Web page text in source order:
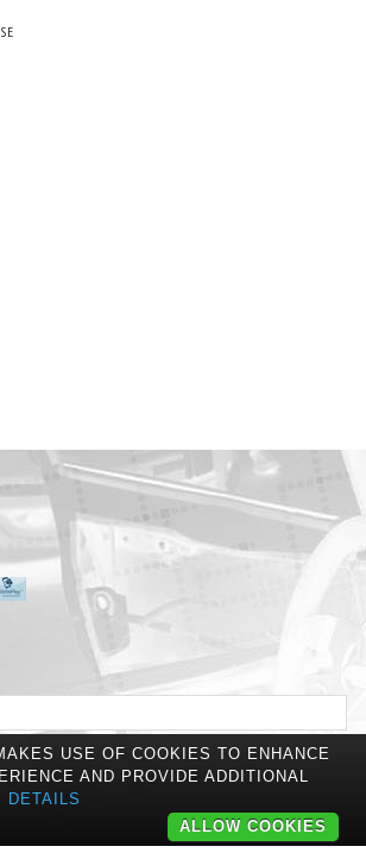
USE OF COOKIES TO ENHANCE
AND PROVIDE ADDITIONAL
DETAILS
ALLOW COOKIES